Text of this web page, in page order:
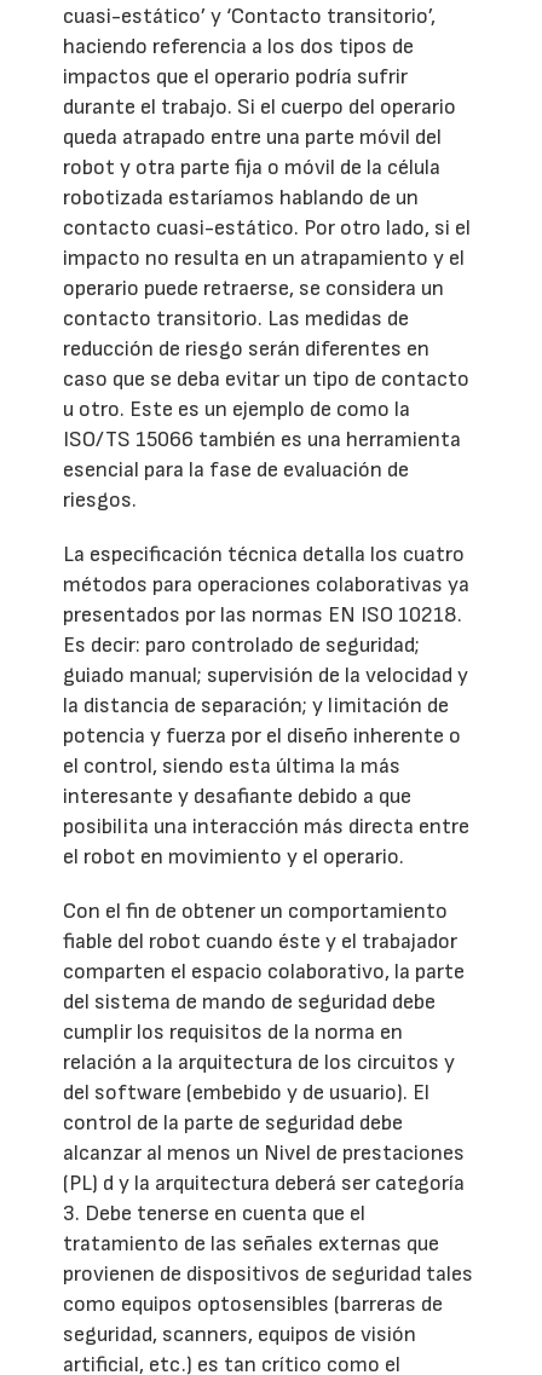
cuasi-estático’ y ‘Contacto transitorio’,
haciendo referencia a los dos tipos de
impactos que el operario podría sufrir
durante el trabajo. Si el cuerpo del operario
queda atrapado entre una parte móvil del
robot y otra parte fija o móvil de la célula
robotizada estaríamos hablando de un
contacto cuasi-estático. Por otro lado, si el
impacto no resulta en un atrapamiento y el
operario puede retraerse, se considera un
contacto transitorio. Las medidas de
reducción de riesgo serán diferentes en
caso que se deba evitar un tipo de contacto
u otro. Este es un ejemplo de como la
ISO/TS 15066 también es una herramienta
esencial para la fase de evaluación de
riesgos.
La especificación técnica detalla los cuatro
métodos para operaciones colaborativas ya
presentados por las normas EN ISO 10218.
Es decir: paro controlado de seguridad;
guiado manual; supervisión de la velocidad y
la distancia de separación; y limitación de
potencia y fuerza por el diseño inherente o
el control, siendo esta última la más
interesante y desafiante debido a que
posibilita una interacción más directa entre
el robot en movimiento y el operario.
Con el fin de obtener un comportamiento
fiable del robot cuando éste y el trabajador
comparten el espacio colaborativo, la parte
del sistema de mando de seguridad debe
cumplir los requisitos de la norma en
relación a la arquitectura de los circuitos y
del software (embebido y de usuario). El
control de la parte de seguridad debe
alcanzar al menos un Nivel de prestaciones
(PL) d y la arquitectura deberá ser categoría
3. Debe tenerse en cuenta que el
tratamiento de las señales externas que
provienen de dispositivos de seguridad tales
como equipos optosensibles (barreras de
seguridad, scanners, equipos de visión
artificial, etc.) es tan crítico como el